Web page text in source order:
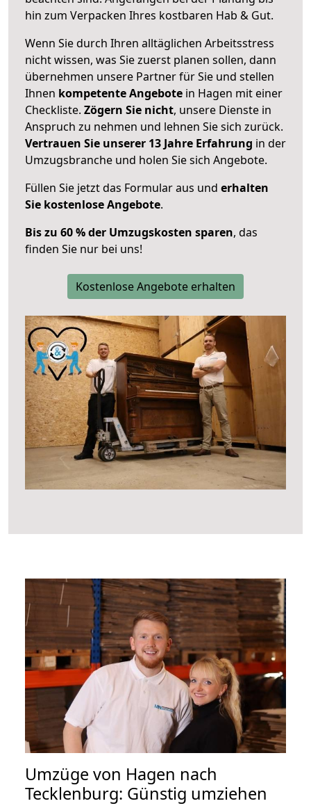
hin zum Verpacken Ihres kostbaren Hab & Gut.
Wenn Sie durch Ihren alltäglichen Arbeitsstress
nicht wissen, was Sie zuerst planen sollen, dann
übernehmen unsere Partner für Sie und stellen
Ihnen kompetente Angebote in Hagen mit einer
Checkliste. Zögern Sie nicht, unsere Dienste in
Anspruch zu nehmen und lehnen Sie sich zurück.
Vertrauen Sie unserer 13 Jahre Erfahrung in der
Umzugsbranche und holen Sie sich Angebote.
Füllen Sie jetzt das Formular aus und erhalten
Sie kostenlose Angebote.
Bis zu 60 % der Umzugskosten sparen, das
finden Sie nur bei uns!
Kostenlose Angebote erhalten
Umzüge von Hagen nach
Tecklenburg: Günstig umziehen